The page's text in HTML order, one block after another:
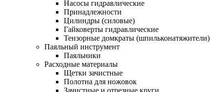
Насосы гидравлические
Принадлежности
Цилиндры (силовые)
Гайковерты гидравлические
Тензорные домкраты (шпильконатяжители)
Паяльный инструмент
Паяльники
Расходные материалы
Щетки зачистные
Полотна для ножовок